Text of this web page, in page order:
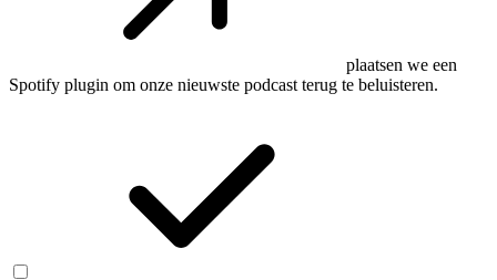
plaatsen we een
Spotify plugin om onze nieuwste podcast terug te beluisteren.